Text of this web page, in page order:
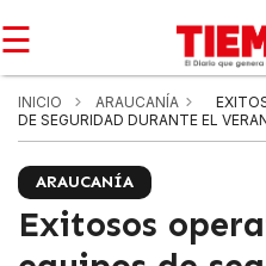
☰
INICIO ARAUCANÍA
DE SEGURIDAD DURANTE EL
ARAUCANÍA
Exitosos